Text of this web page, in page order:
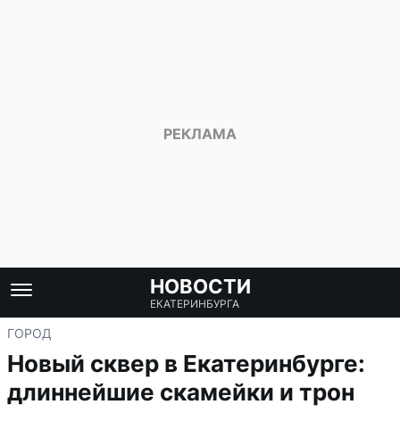
НОВОСТИ
ЕКАТЕРИНБУРГА
ГОРОД
Новый сквер в Екатеринбурге:
длиннейшие скамейки и трон